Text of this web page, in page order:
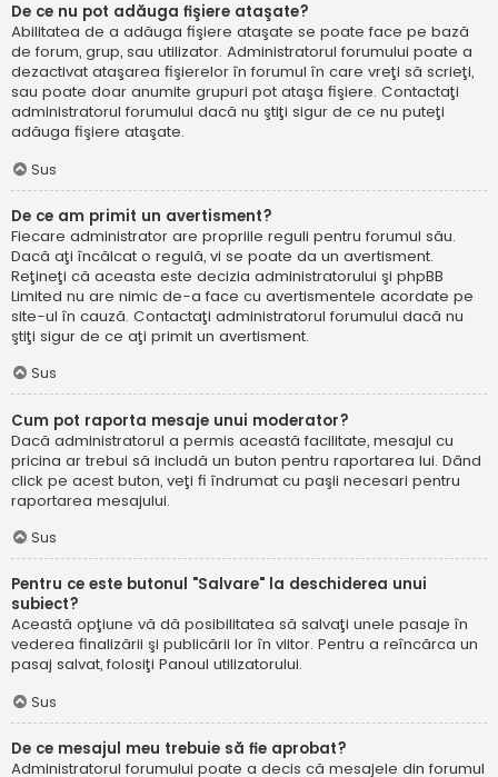
De ce nu pot adăuga fişiere ataşate?
Abilitatea de a adăuga fişiere ataşate se poate face pe bază
de forum, grup, sau utilizator. Administratorul forumului poate a
dezactivat ataşarea fişierelor în forumul în care vreţi să scrieţi,
sau poate doar anumite grupuri pot ataşa fişiere. Contactaţi
administratorul forumului dacă nu ştiţi sigur de ce nu puteţi
adăuga fişiere ataşate.
Sus
De ce am primit un avertisment?
Fiecare administrator are propriile reguli pentru forumul său.
Dacă aţi încălcat o regulă, vi se poate da un avertisment.
Reţineţi că aceasta este decizia administratorului şi phpBB
Limited nu are nimic de-a face cu avertismentele acordate pe
site-ul în cauză. Contactaţi administratorul forumului dacă nu
ştiţi sigur de ce aţi primit un avertisment.
Sus
Cum pot raporta mesaje unui moderator?
Dacă administratorul a permis această facilitate, mesajul cu
pricina ar trebui să includă un buton pentru raportarea lui. Dând
click pe acest buton, veţi fi îndrumat cu paşii necesari pentru
raportarea mesajului.
Sus
Pentru ce este butonul "Salvare" la deschiderea unui
subiect?
Această opţiune vă dă posibilitatea să salvaţi unele pasaje în
vederea finalizării şi publicării lor în viitor. Pentru a reîncărca un
pasaj salvat, folosiţi Panoul utilizatorului.
Sus
De ce mesajul meu trebuie să fie aprobat?
Administratorul forumului poate a decis că mesajele din forumul